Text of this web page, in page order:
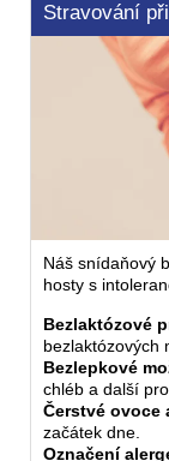
Stravování
Náš snídaňový
hosty s
Bezlaktózové
bezlaktózových
Bezlepkové
chléb a další
Čerstvé ovoce
začátek dne.
Označení